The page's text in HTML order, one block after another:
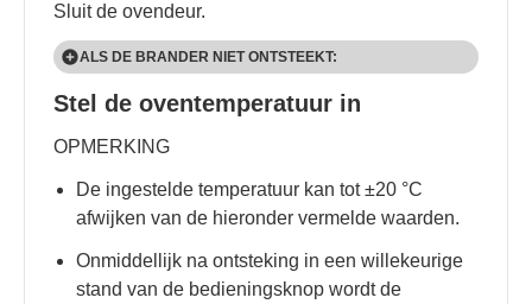
Sluit de ovendeur.
ALS DE BRANDER NIET ONTSTEEKT:
➤ Draai de temperatuurregelaar naar de stand
➤ Wacht een minuut.
Stel de oventemperatuur in
OPMERKING
De ingestelde temperatuur kan tot ±20 °C
afwijken van de hieronder vermelde waarden.
Onmiddellijk na ontsteking in een willekeurige
stand van de bedieningsknop wordt de